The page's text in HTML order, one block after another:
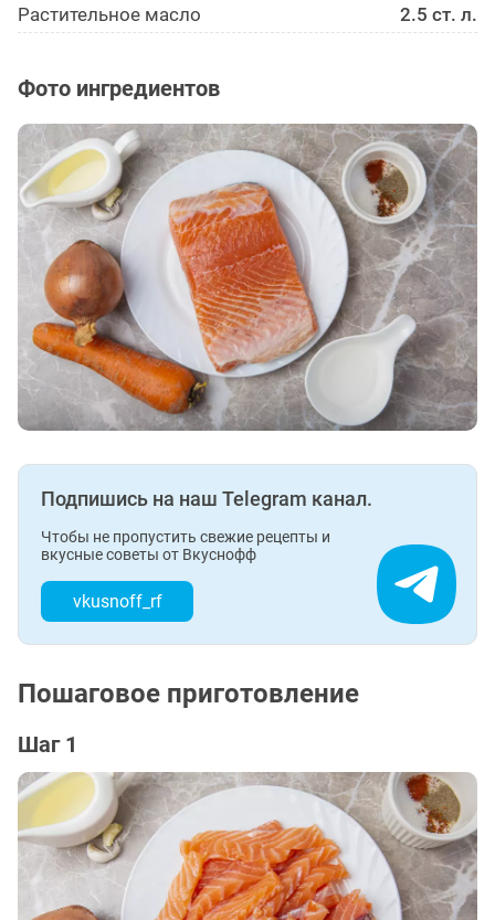
Растительное масло
2.5 ст. л.
Фото ингредиентов
Подпишись на наш Telegram канал.
Чтобы не пропустить свежие рецепты и
вкусные советы от Вкуснофф
vkusnoff_rf
Пошаговое приготовление
Шаг 1